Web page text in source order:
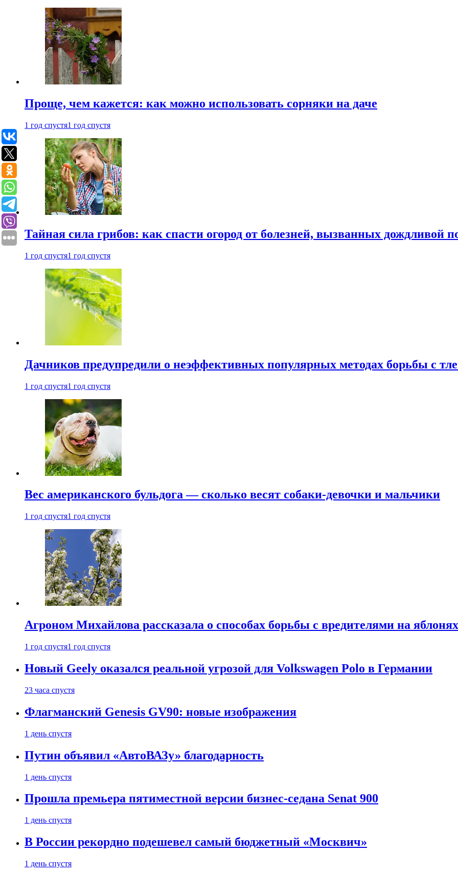
Проще, чем кажется: как можно использовать сорняки на даче
1 год спустя1 год спустя
Тайная сила грибов: как спасти огород от болезней, вызванных дождливой
1 год спустя1 год спустя
Дачников предупредили о неэффективных популярных методах борьбы с
1 год спустя1 год спустя
Вес американского бульдога — сколько весят собаки-девочки и мальчики
1 год спустя1 год спустя
Агроном Михайлова рассказала о способах борьбы с вредителями на яблонях
1 год спустя1 год спустя
Новый Geely оказался реальной угрозой для Volkswagen Polo в Германии
23 часа спустя
Флагманский Genesis GV90: новые изображения
1 день спустя
Путин объявил «АвтоВАЗу» благодарность
1 день спустя
Прошла премьера пятиместной версии бизнес-седана Senat 900
1 день спустя
В России рекордно подешевел самый бюджетный «Москвич»
1 день спустя